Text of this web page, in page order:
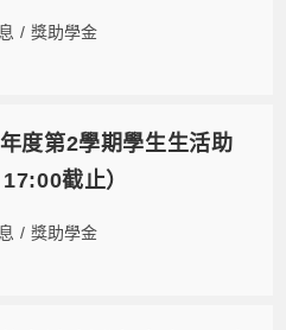
/ 獎助學金
度第2學期學生生活助
截止）
/ 獎助學金